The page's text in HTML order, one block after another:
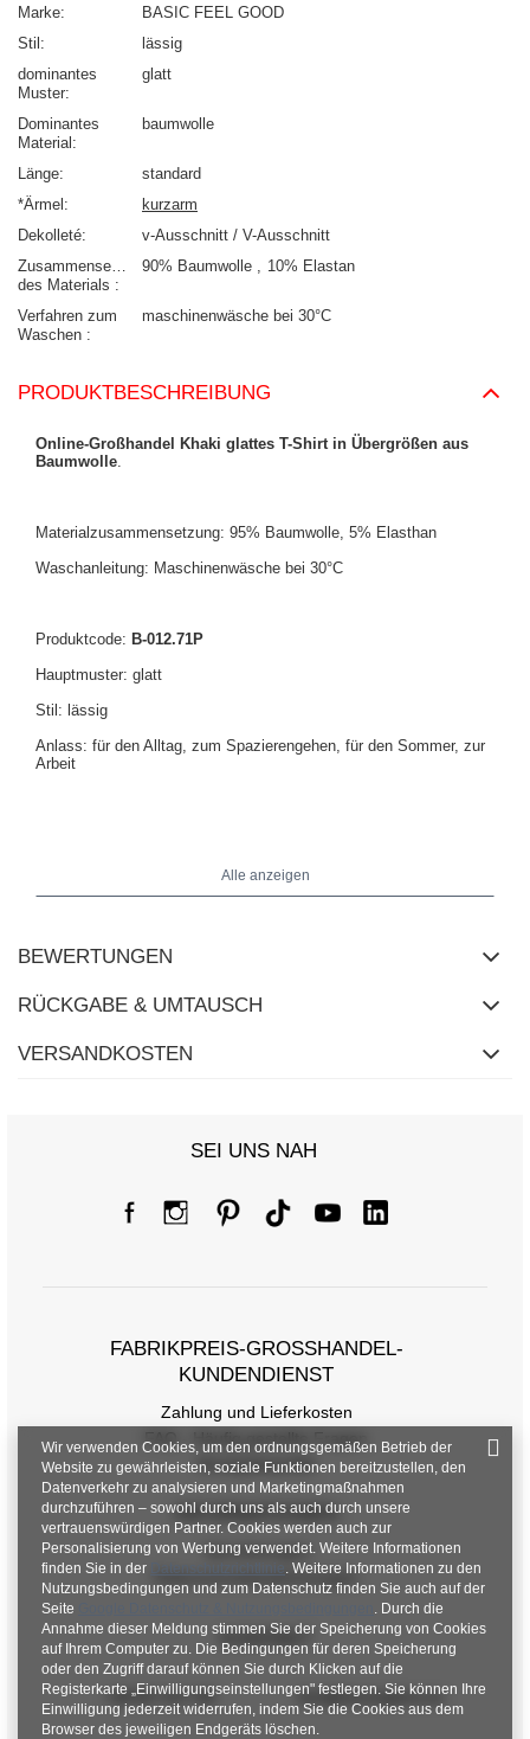
Marke
BASIC FEEL GOOD
Stil
lässig
dominantes
Muster
glatt
Dominantes
Material
baumwolle
Länge
standard
*Ärmel
kurzarm
Dekolleté
v-Ausschnitt / V-Ausschnitt
Zusammensetzung
des Materials
90% Baumwolle 10% Elastan
Verfahren zum
Waschen
maschinenwäsche bei 30°C
PRODUKTBESCHREIBUNG
Online-Großhandel Khaki glattes T-Shirt in Übergrößen aus
Baumwolle
Materialzusammensetzung: 95% Baumwolle, 5% Elasthan
Waschanleitung: Maschinenwäsche bei 30°C
Produktcode: B-012.71P
Hauptmuster: glatt
Stil: lässig
Anlass: für den Alltag, zum Spazierengehen, für den Sommer, zur
Arbeit
Alle anzeigen
BEWERTUNGEN
RÜCKGABE & UMTAUSCH
VERSANDKOSTEN
SEI UNS NAH
FABRIKPREIS-GROSSHANDEL-K
UNDENDIENST
Zahlung und Lieferkosten
FAQ - Häufig gestellte Fragen
Rückgabepolitik
INFORMATIONEN
Verordnungen
Datenschutzbestimmungen
KONTAKT
+48 601 547 740 hurt@factoryprice.eu
Wir verwenden Cookies, um den ordnungsgemäßen Betrieb der
Website zu gewährleisten, soziale Funktionen bereitzustellen, den
Datenverkehr zu analysieren und Marketingmaßnahmen
durchzuführen – sowohl durch uns als auch durch unsere
vertrauenswürdigen Partner. Cookies werden auch zur
Personalisierung von Werbung verwendet. Weitere Informationen
finden Sie in der
Datenschutzrichtlinie. Weitere Informationen zu den
Nutzungsbedingungen und zum Datenschutz finden Sie auch auf der
Seite
. Durch die
Annahme dieser Meldung stimmen Sie der Speicherung von Cookies
auf Ihrem Computer zu. Die Bedingungen für deren Speicherung
oder den Zugriff darauf können Sie durch Klicken auf die
Registerkarte „Einwilligungseinstellungen" festlegen. Sie können Ihre
Einwilligung jederzeit widerrufen, indem Sie die Cookies aus dem
Browser des jeweiligen Endgeräts löschen.